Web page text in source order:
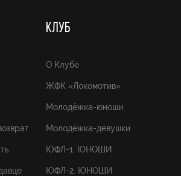
КЛУБ
О Клубе
ЖФК «Локомотив»
Молодёжка-юноши
Молодёжка-девушки
ЮФЛ-1. ЮНОШИ
ЮФЛ-2. ЮНОШИ